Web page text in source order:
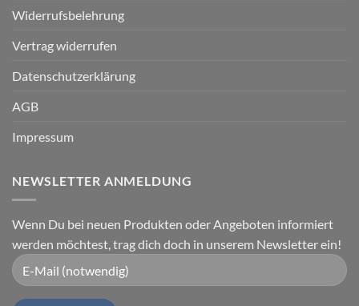
Widerrufsbelehrung
Vertrag widerrufen
Datenschutzerklärung
AGB
Impressum
NEWSLETTER ANMELDUNG
Wenn Du bei neuen Produkten oder Angeboten informiert
werden möchtest, trag dich doch in unserem Newsletter ein!